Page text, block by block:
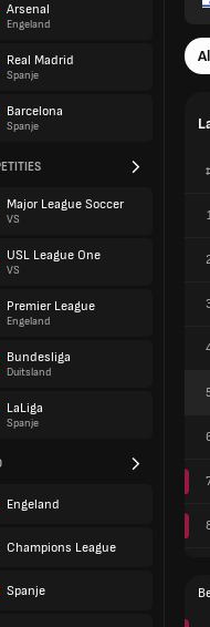
Arsenal
Engeland
Real Madrid
Spanje
Barcelona
Spanje
Major League Soccer
VS
USL League One
VS
Premier League
Engeland
Bundesliga
Duitsland
LaLiga
Spanje
Engeland
Champions League
Spanje